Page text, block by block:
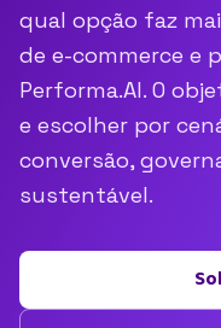
qual opção faz
de e-commerce e
Performa.AI. O
e escolher por
conversão,
sustentável.